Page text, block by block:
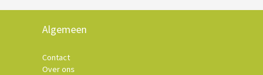
Algemeen
Contact
Over ons